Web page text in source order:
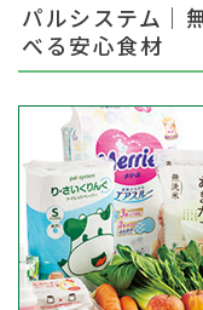
パルシステム｜
べる安心食材